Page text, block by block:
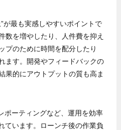
が最も実感しやすいポイントで
数を増やしたり、人件費を抑え
プのために時間を配分したり
ます。開発やフィードバックの
果的にアウトプットの質も高ま
ポーティングなど、運用を効率
ています。ローンチ後の作業負